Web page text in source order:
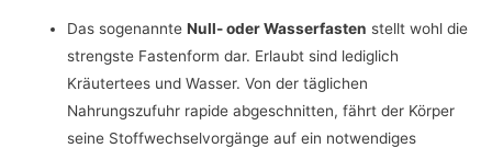
Das sogenannteNull- oder Wasserfasten stellt wohl die
strengste Fastenform dar. Erlaubt sind lediglich
Kräutertees und Wasser. Von der täglichen
Nahrungszufuhr rapide abgeschnitten, fährt der Körper
seine Stoffwechselvorgänge auf ein notwendiges